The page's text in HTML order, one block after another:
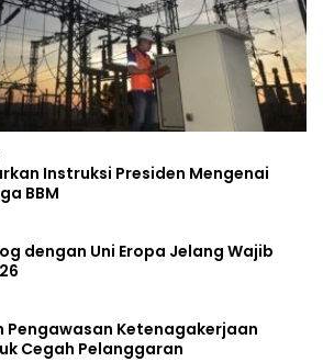
Instruksi Presiden Mengenai
BBM
dengan Uni Eropa Jelang Wajib
Pengawasan Ketenagakerjaan
Cegah Pelanggaran